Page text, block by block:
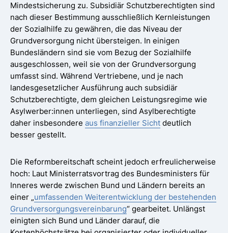
Mindestsicherung zu. Subsidiär Schutzberechtigten sind
nach dieser Bestimmung ausschließlich Kernleistungen
der Sozialhilfe zu gewähren, die das Niveau der
Grundversorgung nicht übersteigen. In einigen
Bundesländern sind sie vom Bezug der Sozialhilfe
ausgeschlossen, weil sie von der Grundversorgung
umfasst sind. Während Vertriebene, und je nach
landesgesetzlicher Ausführung auch subsidiär
Schutzberechtigte, dem gleichen Leistungsregime wie
Asylwerber:innen unterliegen, sind Asylberechtigte
daher insbesondere aus finanzieller Sicht deutlich
besser gestellt.
Die Reformbereitschaft scheint jedoch erfreulicherweise
hoch: Laut Ministerratsvortrag des Bundesministers für
Inneres werde zwischen Bund und Ländern bereits an
einer „umfassenden Weiterentwicklung der bestehenden
Grundversorgungsvereinbarung“ gearbeitet. Unlängst
einigten sich Bund und Länder darauf, die